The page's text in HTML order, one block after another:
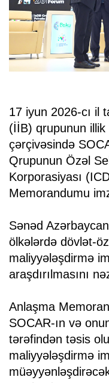
17 iyun 2026-cı il
(İİB) qrupunun illik
çərçivəsində
Qrupunun Özəl
Korporasiyası
Memorandumu
Sənəd
ölkələrdə dövlət-
maliyyələşdirmə
araşdırılmasını
Anlaşma
SOCAR-ın və
tərəfindən təsis
maliyyələşdirmə